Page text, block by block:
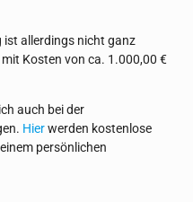
ist allerdings nicht ganz
Kosten von ca. 1.000,00 €
auch bei der
Hierwerden kostenlose
persönlichen